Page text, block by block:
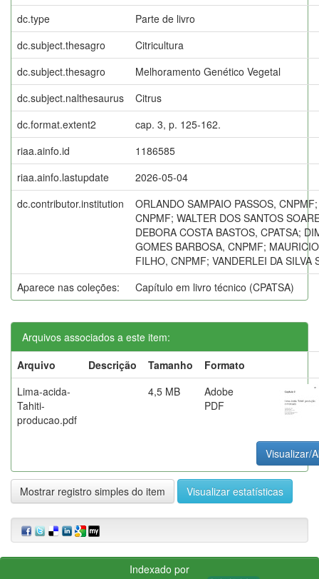
dc.type
Parte de livro
dc.subject.thesagro
Citricultura
dc.subject.thesagro
Melhoramento Genético Vegetal
dc.subject.nalthesaurus
Citrus
dc.format.extent2
cap. 3, p. 125-162.
riaa.ainfo.id
1186585
riaa.ainfo.lastupdate
2026-05-04
dc.contributor.institution
ORLANDO SAMPAIO PASSOS,
CNPMF; WALTER DOS SANTOS
DEBORA COSTA BASTOS, CPATSA;
GOMES BARBOSA, CNPMF;
FILHO, CNPMF; VANDERLEI DA SILVA
Aparece nas coleções:
Capítulo em livro técnico (CPATSA)
Arquivos associados a este item:
Arquivo
Descrição Tamanho
Formato
Lima-acida-
Tahiti-
producao.pdf
4,5 MB
Adobe
PDF
Visualizar/
Mostrar registro simples do item Visualizar estatísticas
Indexado por